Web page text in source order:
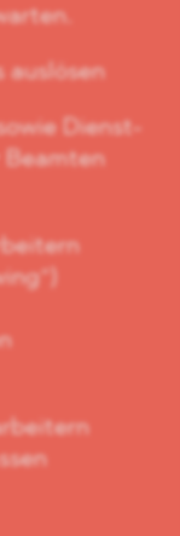
auslösen
Dienst-
Beamten